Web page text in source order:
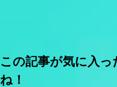
この記事が気に入
ね！